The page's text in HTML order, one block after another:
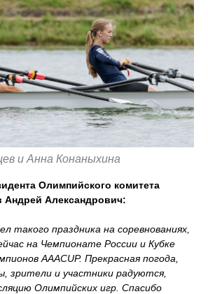
и Анна Конаныхина
Олимпийского комитета
Андрей Александрович:
такого праздника на соревнованиях,
на Чемпионате России и Кубке
AAACUP. Прекрасная погода,
зрители и участники радуются,
Олимпийских игр. Спасибо